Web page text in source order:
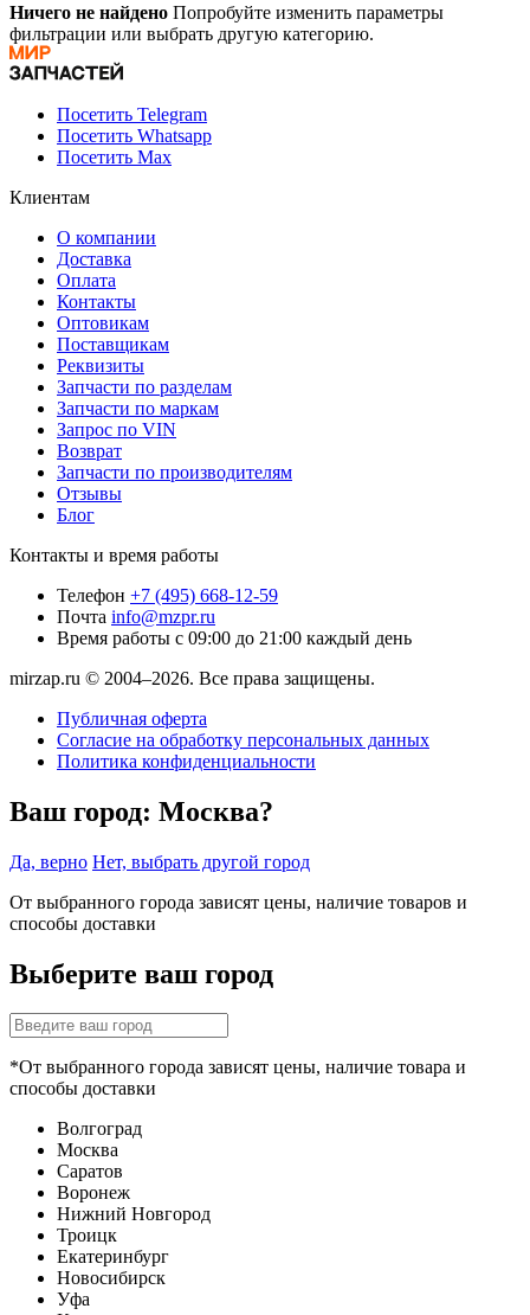
Ничего не найдено Попробуйте изменить параметры
фильтрации или выбрать другую категорию.
Посетить Telegram
Посетить Whatsapp
Посетить Max
Клиентам
О компании
Доставка
Оплата
Контакты
Оптовикам
Поставщикам
Реквизиты
Запчасти по разделам
Запчасти по маркам
Запрос по VIN
Возврат
Запчасти по производителям
Отзывы
Блог
Контакты и время работы
Телефон +7 (495) 668-12-59
Почта info@mzpr.ru
Время работы с 09:00 до 21:00 каждый день
mirzap.ru © 2004–2026. Все права защищены.
Публичная оферта
Согласие на обработку персональных данных
Политика конфиденциальности
Ваш город: Москва?
Да, верно Нет, выбрать другой город
От выбранного города зависят цены, наличие товаров и
способы доставки
Выберите ваш город
*От выбранного города зависят цены, наличие товара и
способы доставки
Волгоград
Москва
Саратов
Воронеж
Нижний Новгород
Троицк
Екатеринбург
Новосибирск
Уфа